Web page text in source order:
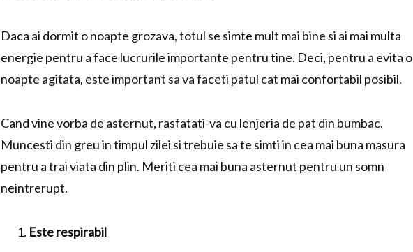
Daca ai dormit o noapte grozava, totul se simte mult mai bine si ai mai multa
energie pentru a face lucrurile importante pentru tine. Deci, pentru a evita o
noapte agitata, este important sa va faceti patul cat mai confortabil posibil.
Cand vine vorba de asternut, rasfatati-va cu lenjeria de pat din bumbac.
Muncesti din greu in timpul zilei si trebuie sa te simti in cea mai buna masura
pentru a trai viata din plin. Meriti cea mai buna asternut pentru un somn
neintrerupt.
Este respirabil